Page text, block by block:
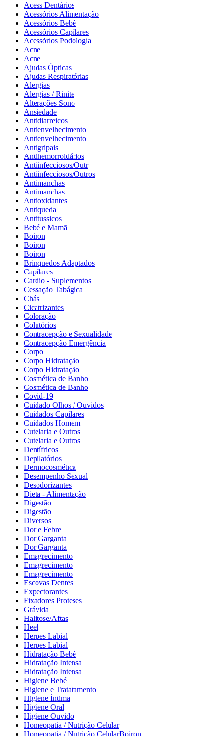
Acess Dentários
Acessórios Alimentação
Acessórios Bebé
Acessórios Capilares
Acessórios Podologia
Acne
Acne
Ajudas Ópticas
Ajudas Respiratórias
Alergias
Alergias / Rinite
Alterações Sono
Ansiedade
Antidiarreicos
Antienvelhecimento
Antienvelhecimento
Antigripais
Antihemorroidários
Antiinfecciosos/Outr
Antiinfecciosos/Outros
Antimanchas
Antimanchas
Antioxidantes
Antiqueda
Antitussicos
Bebé e Mamã
Boiron
Boiron
Boiron
Brinquedos Adaptados
Capilares
Cardio - Suplementos
Cessação Tabágica
Chás
Cicatrizantes
Coloração
Colutórios
Contracepção e Sexualidade
Contracepção Emergência
Corpo
Corpo Hidratação
Corpo Hidratação
Cosmética de Banho
Cosmética de Banho
Covid-19
Cuidado Olhos / Ouvidos
Cuidados Capilares
Cuidados Homem
Cutelaria e Outros
Cutelaria e Outros
Dentífricos
Depilatórios
Dermocosmética
Desempenho Sexual
Desodorizantes
Dieta - Alimentação
Digestão
Digestão
Diversos
Dor e Febre
Dor Garganta
Dor Garganta
Emagrecimento
Emagrecimento
Emagrecimento
Escovas Dentes
Expectorantes
Fixadores Proteses
Grávida
Halitose/Aftas
Heel
Herpes Labial
Herpes Labial
Hidratação Bebé
Hidratação Intensa
Hidratação Intensa
Higiene Bebé
Higiene e Tratatamento
Higiene Íntima
Higiene Oral
Higiene Ouvido
Homeopatia / Nutrição Celular
Homeopatia / Nutrição CelularBoiron